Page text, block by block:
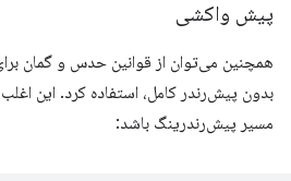
پیش واکشی
همچنین می‌توان از قوانین حدس و گمان
بدون پیش‌رندر کامل، استفاده کرد. این
مسیر پیش‌رندرینگ باشد: